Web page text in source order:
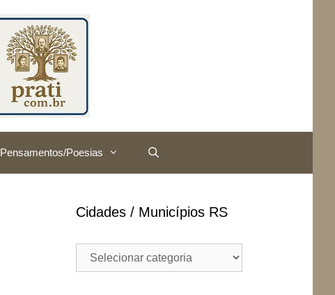
Pensamentos/Poesias
Cidades / Municípios RS
Municípios